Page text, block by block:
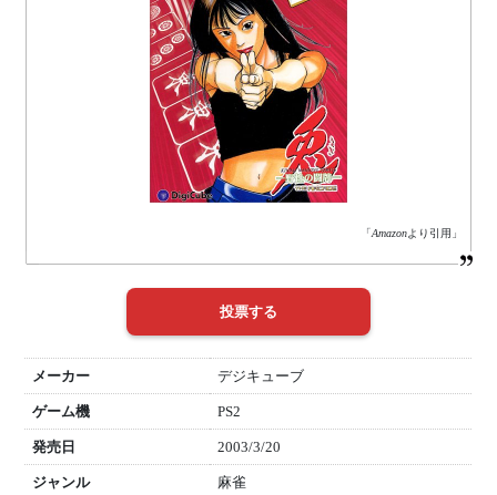
「Amazonより引用」
メーカー デジキューブ
ゲーム機 PS2
発売日 2003/3/20
ジャンル 麻雀